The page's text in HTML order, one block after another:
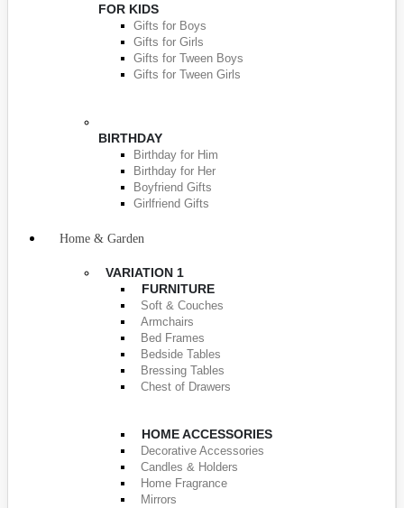
FOR KIDS
Gifts for Boys
Gifts for Girls
Gifts for Tween Boys
Gifts for Tween Girls
BIRTHDAY
Birthday for Him
Birthday for Her
Boyfriend Gifts
Girlfriend Gifts
Home & Garden
VARIATION 1
FURNITURE
Soft & Couches
Armchairs
Bed Frames
Bedside Tables
Bressing Tables
Chest of Drawers
HOME ACCESSORIES
Decorative Accessories
Candles & Holders
Home Fragrance
Mirrors